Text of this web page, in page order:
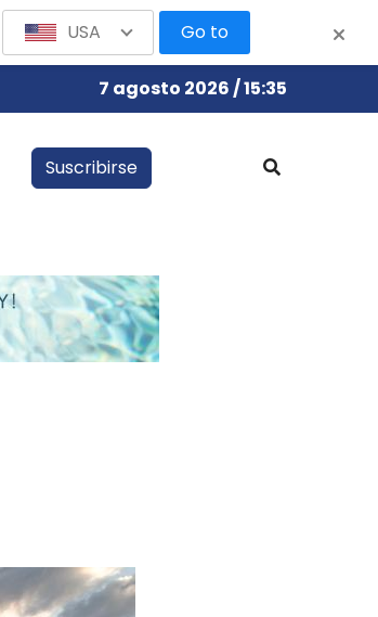
7 agosto 2026 / 15:35
Suscribirse
USA Go to